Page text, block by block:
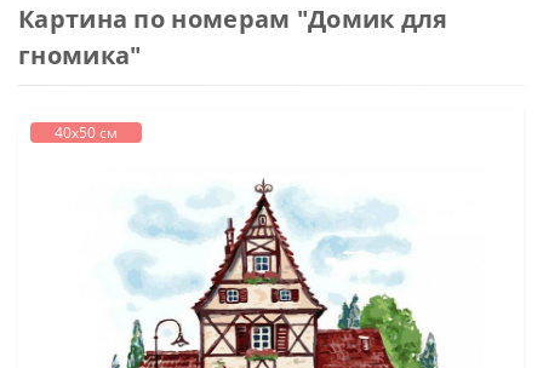
Картина по номерам "Домик для
гномика"
40х50 см